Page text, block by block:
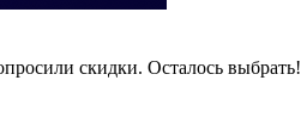
скидки. Осталось выбрать!